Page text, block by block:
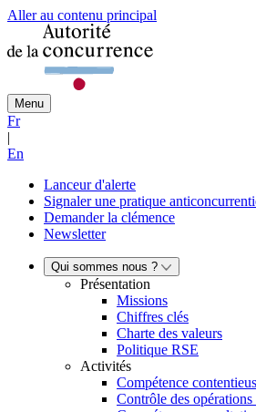
Aller au contenu principal
Menu
Fr
|
En
Lanceur d'alerte
Signaler une pratique
Demander la clémence
Newsletter
Qui sommes nous ?
Présentation
Missions
Chiffres clés
Charte des valeurs
Politique RSE
Activités
Compétence
Contrôle des